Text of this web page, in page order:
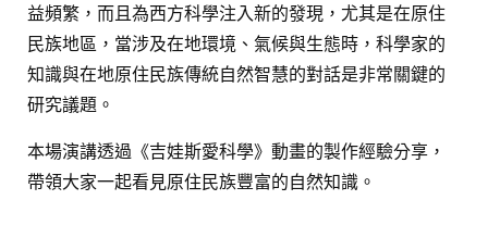
64K 611
[週日閱讀科學大師2022.10.23]認識台江的海
[週日閱讀科學大師2022.10.16]病毒飄之延燒攻
益頻繁，而且為西方科學注入新的發現，尤其是在原住
民族地區，當涉及在地環境、氣候與生態時，科學家的
知識與在地原住民族傳統自然智慧的對話是非常關鍵的
研究議題。
本場演講透過《吉娃斯愛科學》動畫的製作經驗分享，
帶領大家一起看見原住民族豐富的自然知識。